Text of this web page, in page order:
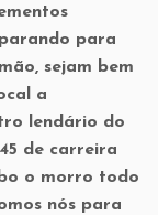
para
sejam bem
a
lendário do
de carreira
o morro todo
nós para